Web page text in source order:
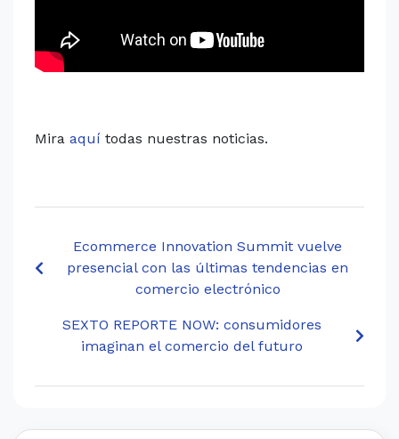
Mira aquí todas nuestras noticias.
Ecommerce Innovation Summit vuelve
presencial con las últimas tendencias en
comercio electrónico
SEXTO REPORTE NOW: consumidores
imaginan el comercio del futuro